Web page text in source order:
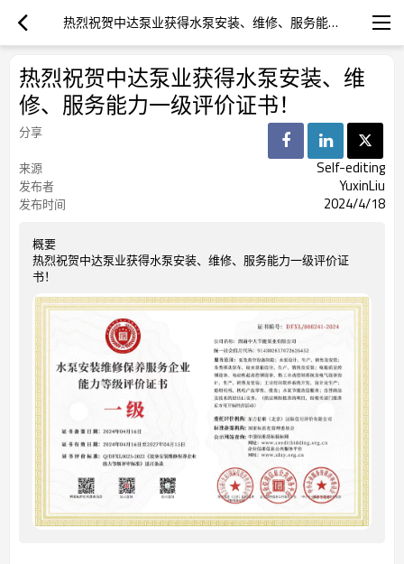
热烈祝贺中达泵业获得水泵安装、维修、服务能力一级评价证书！
热烈祝贺中达泵业获得水泵安装、维
修、服务能力一级评价证书！
分享
来源
Self-editing
发布者 YuxinLiu
发布时间 2024/4/18
概要
热烈祝贺中达泵业获得水泵安装、维修、服务能力一级评价证
书！